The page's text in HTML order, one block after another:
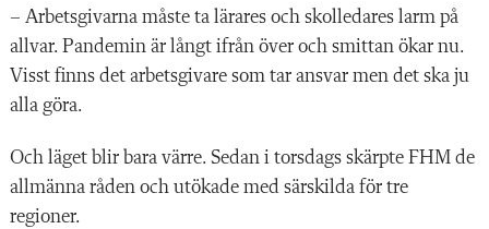
– Arbetsgivarna måste ta lärares och skolledares larm på
allvar. Pandemin är långt ifrån över och smittan ökar nu.
Visst finns det arbetsgivare som tar ansvar men det ska ju
alla göra.
Och läget blir bara värre. Sedan i torsdags skärpte FHM de
allmänna råden och utökade med särskilda för tre
regioner.